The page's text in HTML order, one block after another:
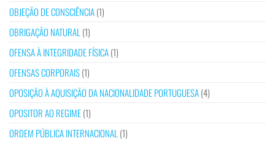
OBJEÇÃO DE CONSCIÊNCIA(1)
OBRIGAÇÃO NATURAL(1)
OFENSA À INTEGRIDADE FÍSICA(1)
OFENSAS CORPORAIS(1)
OPOSIÇÃO À AQUISIÇÃO DA NACIONALIDADE PORTUGUESA(4)
OPOSITOR AO REGIME(1)
ORDEM PÚBLICA INTERNACIONAL(1)